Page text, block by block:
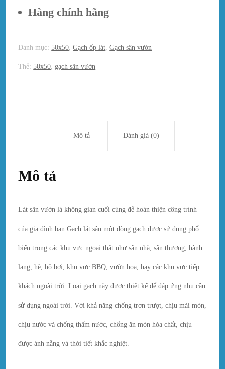
Hàng chính hãng
Danh mục:50x50,Gạch ốp lát,Gạch sân vườn
Thẻ:50x50, gạch sân vườn
Mô tả Đánh giá (0)
Mô tả
Lát sân vườn là không gian cuối cùng để hoàn thiện công trình
của gia đình bạn.Gạch lát sân một dòng gạch được sử dụng phổ
biến trong các khu vực ngoại thất như sân nhà, sân thượng, hành
lang, hè, hồ bơi, khu vực BBQ, vườn hoa, hay các khu vực tiếp
khách ngoài trời. Loại gạch này được thiết kế để đáp ứng nhu cầu
sử dụng ngoài trời. Với khả năng chống trơn trượt, chịu mài mòn,
chịu nước và chống thấm nước, chống ăn mòn hóa chất, chịu
được ánh nắng và thời tiết khắc nghiệt.